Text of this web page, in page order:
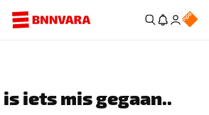
is iets mis gegaan..